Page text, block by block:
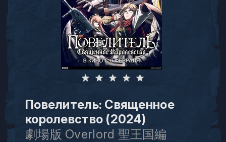
Повелитель: Священное
королевство (2024)
劇場版 Overlord 聖王国編